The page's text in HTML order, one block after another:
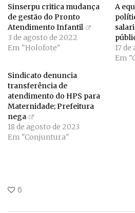
Sinserpu critica mudança
de gestão do Pronto
Atendimento Infantil
3 de agosto de 2022
Em "Holofote"
A
17
Em
Sindicato denuncia
transferência de
atendimento do HPS para
Maternidade; Prefeitura
nega
18 de agosto de 2023
Em "Conjuntura"
6